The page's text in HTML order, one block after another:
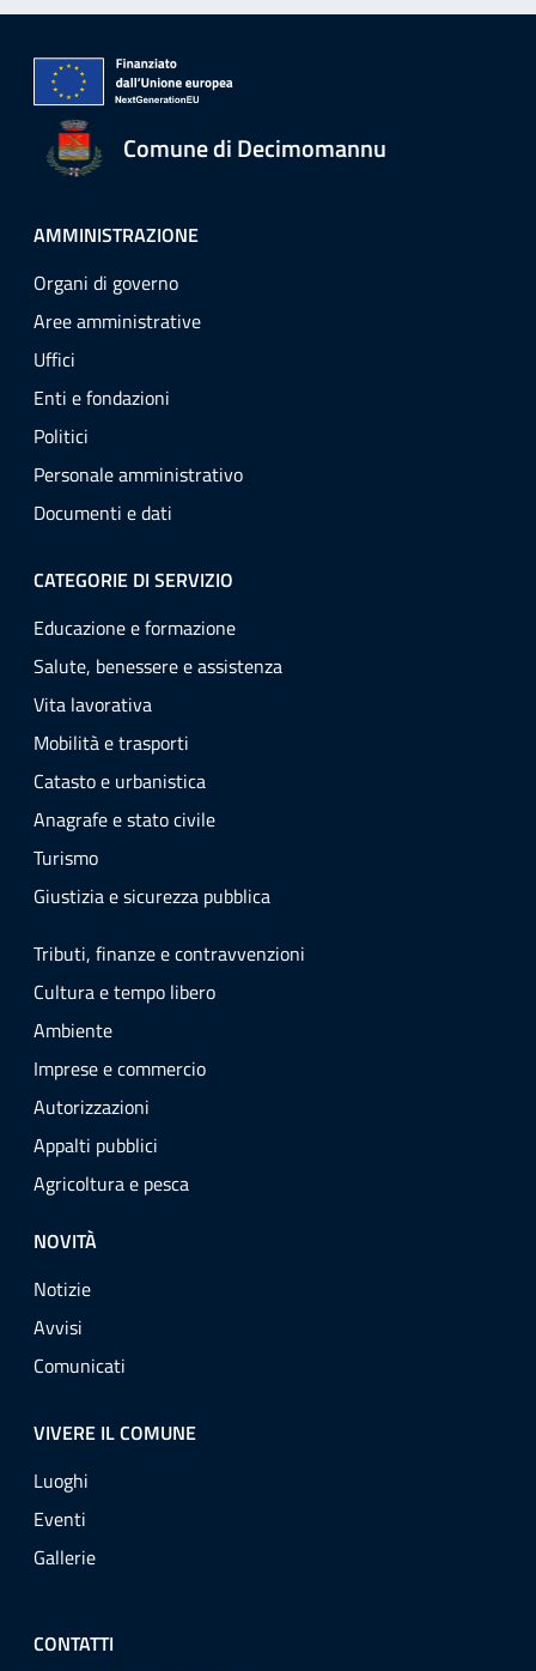
Comune di Decimomannu
AMMINISTRAZIONE
Organi di governo
Aree amministrative
Uffici
Enti e fondazioni
Politici
Personale amministrativo
Documenti e dati
CATEGORIE DI SERVIZIO
Educazione e formazione
Salute, benessere e assistenza
Vita lavorativa
Mobilità e trasporti
Catasto e urbanistica
Anagrafe e stato civile
Turismo
Giustizia e sicurezza pubblica
Tributi, finanze e contravvenzioni
Cultura e tempo libero
Ambiente
Imprese e commercio
Autorizzazioni
Appalti pubblici
Agricoltura e pesca
NOVITÀ
Notizie
Avvisi
Comunicati
VIVERE IL COMUNE
Luoghi
Eventi
Gallerie
CONTATTI